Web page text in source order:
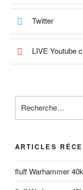
Twitter
LIVE Youtube
pour
ARTICLES
fluff Warhammer